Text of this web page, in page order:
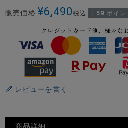
販売価格 ¥6,490税込 59 ポイン
レビューを書く